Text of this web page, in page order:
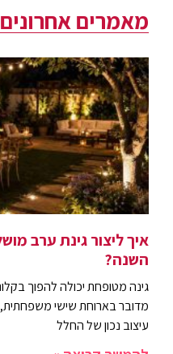
מאמרים אחרונים
איך ליצור גינת ערב
השנה?
גינה מטופחת יכולה להפוך
מדובר בארוחת שישי
עיצוב נכון של החלל